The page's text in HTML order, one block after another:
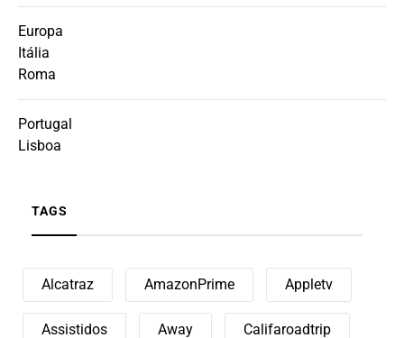
Europa
Itália
Roma
Portugal
Lisboa
TAGS
Alcatraz AmazonPrime Appletv
Assistidos Away Califaroadtrip